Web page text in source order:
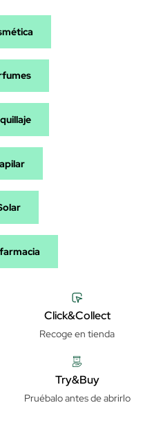
Click&Collect
Recoge en tienda
Try&Buy
Pruébalo antes de abrirlo